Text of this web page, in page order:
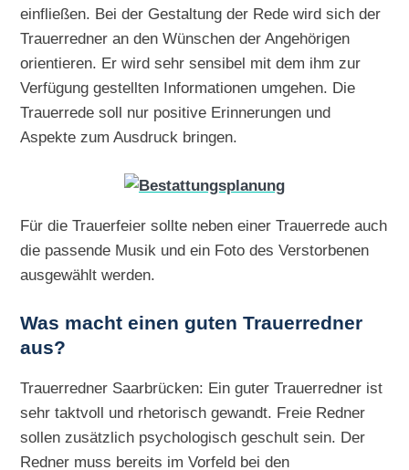
einfließen. Bei der Gestaltung der Rede wird sich der
Trauerredner an den Wünschen der Angehörigen
orientieren. Er wird sehr sensibel mit dem ihm zur
Verfügung gestellten Informationen umgehen. Die
Trauerrede soll nur positive Erinnerungen und
Aspekte zum Ausdruck bringen.
Für die Trauerfeier sollte neben einer Trauerrede auch
die passende Musik und ein Foto des Verstorbenen
ausgewählt werden.
Was macht einen guten Trauerredner
aus?
Trauerredner Saarbrücken: Ein guter Trauerredner ist
sehr taktvoll und rhetorisch gewandt. Freie Redner
sollen zusätzlich psychologisch geschult sein. Der
Redner muss bereits im Vorfeld bei den